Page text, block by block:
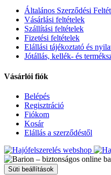
Általános Szerződési
Vásárlási feltételek
Szállítási feltételek
Fizetési feltételek
Elállási tájékoztató és
Jótállás, kellék- és
Vásárlói fiók
Belépés
Regisztráció
Fiókom
Kosár
Elállás a szerződéstől
Süti beállítások